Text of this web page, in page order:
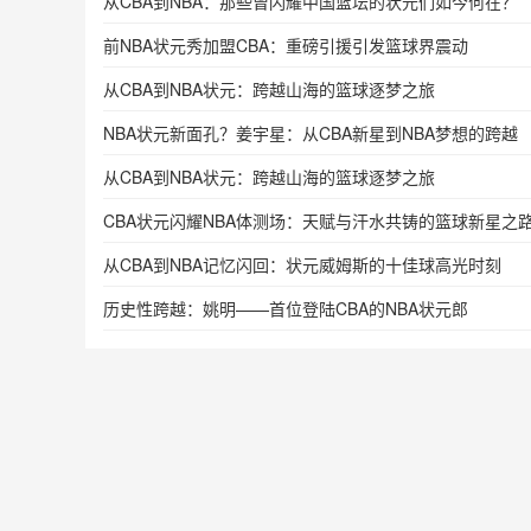
前NBA状元秀加盟CBA：重磅引援引发篮球界震动
从CBA到NBA状元：跨越山海的篮球逐梦之旅
NBA状元新面孔？姜宇星：从CBA新星到NBA梦想的跨越
从CBA到NBA状元：跨越山海的篮球逐梦之旅
CBA状元闪耀NBA体测场：天赋与汗水共铸的篮球新星之
从CBA到NBA记忆闪回：状元威姆斯的十佳球高光时刻
历史性跨越：姚明——首位登陆CBA的NBA状元郎